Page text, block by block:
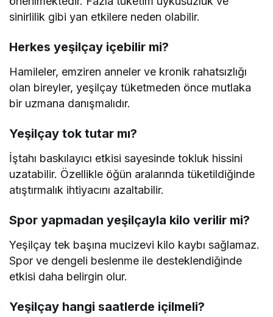
sinirlilik gibi yan etkilere neden olabilir.
Herkes yeşilçay içebilir mi?
Hamileler, emziren anneler ve kronik rahatsızlığı
olan bireyler, yeşilçay tüketmeden önce mutlaka
bir uzmana danışmalıdır.
Yeşilçay tok tutar mı?
İştahı baskılayıcı etkisi sayesinde tokluk hissini
uzatabilir. Özellikle öğün aralarında tüketildiğinde
atıştırmalık ihtiyacını azaltabilir.
Spor yapmadan yeşilçayla kilo verilir mi?
Yeşilçay tek başına mucizevi kilo kaybı sağlamaz.
Spor ve dengeli beslenme ile desteklendiğinde
etkisi daha belirgin olur.
Yeşilçay hangi saatlerde içilmeli?